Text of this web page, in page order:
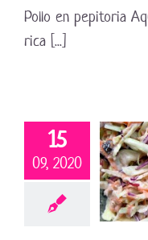
Pollo en pepitoria
rica [...]
15
09, 2020